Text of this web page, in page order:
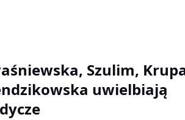
Szulim,
uwielbiają